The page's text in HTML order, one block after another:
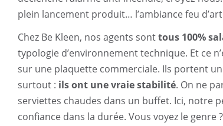
plein lancement produit… l’ambiance feu
Chez Be Kleen, nos agents sonttous 100%
typologie d’environnement technique. Et ce
sur une plaquette commerciale. Ils portent
surtout : ils ont une vraie stabilité. On ne
serviettes chaudes dans un buffet. Ici, notre
confiance dans la durée. Vous voyez le